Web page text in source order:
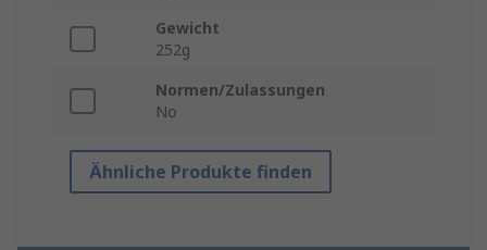
Gewicht
252g
Normen/Zulassungen
No
Ähnliche Produkte finden